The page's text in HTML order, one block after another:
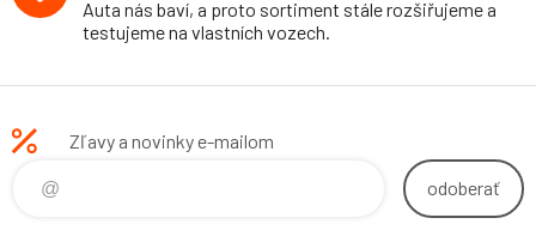
Auta nás baví, a proto sortiment stále rozšiřujeme a
testujeme na vlastních vozech.
Zľavy a novinky e-mailom
odoberať